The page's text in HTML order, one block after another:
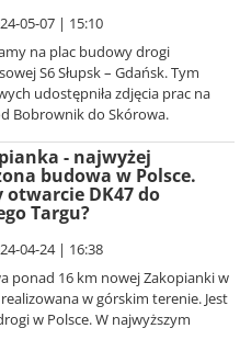
05-07 | 15:10
na plac budowy drogi
S6 Słupsk – Gdańsk. Tym
udostępniła zdjęcia prac na
Bobrownik do Skórowa.
- najwyżej
budowa w Polsce.
otwarcie DK47 do
Targu?
04-24 | 16:38
ponad 16 km nowej Zakopianki w
w górskim terenie. Jest
w Polsce. W najwyższym